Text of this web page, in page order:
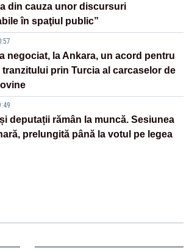
din cauza unor discursuri
în spaţiul public”
negociat, la Ankara, un acord pentru
tranzitului prin Turcia al carcaselor de
deputații rămân la muncă. Sesiunea
prelungită până la votul pe legea